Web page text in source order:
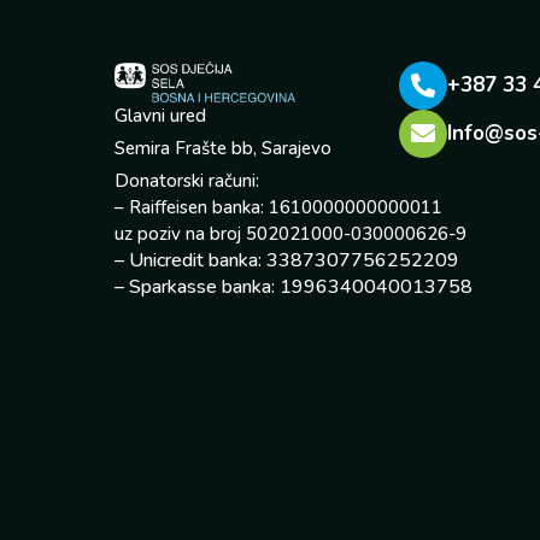
Glavni ured
Semira Frašte bb, Sarajevo
Donatorski računi:
– Raiffeisen banka: 1610000000000011
uz poziv na broj 502021000-030000626-9
– Unicredit banka: 3387307756252209
– Sparkasse banka: 1996340040013758
+387 33